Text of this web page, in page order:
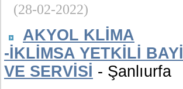
(28-02-2022)
AKYOL KLİMA
-İKLİMSA YETKİLİ BAYİ
VE SERVİSİ - Şanlıurfa